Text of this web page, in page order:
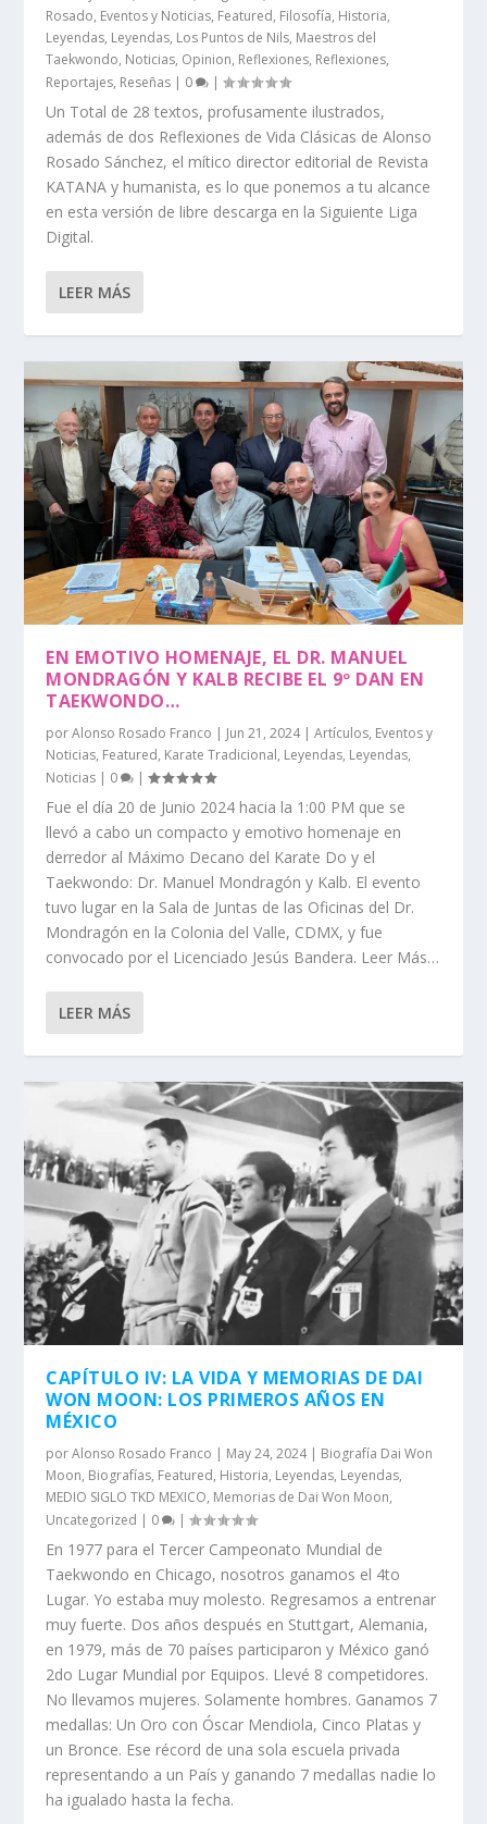
Rosado, Eventos y Noticias, Featured, Filosofía, Historia,
Leyendas, Leyendas, Los Puntos de Nils, Maestros del
Taekwondo, Noticias, Opinion, Reflexiones, Reflexiones,
Reportajes, Reseñas | 0 |
Un Total de 28 textos, profusamente ilustrados,
además de dos Reflexiones de Vida Clásicas de Alonso
Rosado Sánchez, el mítico director editorial de Revista
KATANA y humanista, es lo que ponemos a tu alcance
en esta versión de libre descarga en la Siguiente Liga
Digital.
LEER MÁS
EN EMOTIVO HOMENAJE, EL DR. MANUEL
MONDRAGÓN Y KALB RECIBE EL 9º DAN EN
TAEKWONDO…
porAlonso Rosado Franco | Jun 21, 2024|Artículos, Eventos y
Noticias, Featured, Karate Tradicional, Leyendas, Leyendas,
Noticias | 0 |
Fue el día 20 de Junio 2024 hacia la 1:00 PM que se
llevó a cabo un compacto y emotivo homenaje en
derredor al Máximo Decano del Karate Do y el
Taekwondo: Dr. Manuel Mondragón y Kalb. El evento
tuvo lugar en la Sala de Juntas de las Oficinas del Dr.
Mondragón en la Colonia del Valle, CDMX, y fue
convocado por el Licenciado Jesús Bandera. Leer Más…
LEER MÁS
CAPÍTULO IV: LA VIDA Y MEMORIAS DE DAI
WON MOON: LOS PRIMEROS AÑOS EN
MÉXICO
porAlonso Rosado Franco | May 24, 2024| Biografía Dai Won
Moon, Biografías, Featured, Historia, Leyendas, Leyendas,
MEDIO SIGLO TKD MEXICO, Memorias de Dai Won Moon,
Uncategorized | 0 |
En 1977 para el Tercer Campeonato Mundial de
Taekwondo en Chicago, nosotros ganamos el 4to
Lugar. Yo estaba muy molesto. Regresamos a entrenar
muy fuerte. Dos años después en Stuttgart, Alemania,
en 1979, más de 70 países participaron y México ganó
2do Lugar Mundial por Equipos. Llevé 8 competidores.
No llevamos mujeres. Solamente hombres. Ganamos 7
medallas: Un Oro con Óscar Mendiola, Cinco Platas y
un Bronce. Ese récord de una sola escuela privada
representando a un País y ganando 7 medallas nadie lo
ha igualado hasta la fecha.